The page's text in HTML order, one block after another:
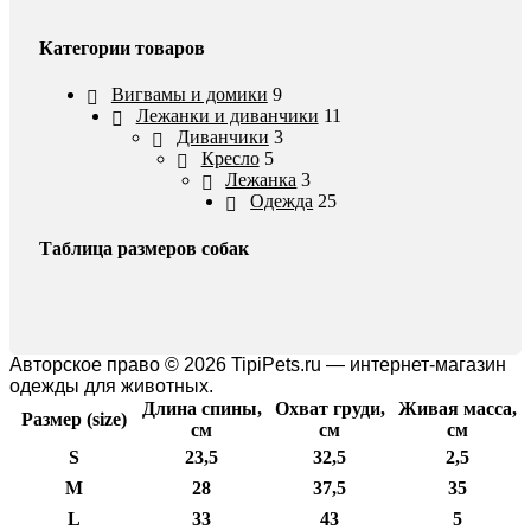
Категории товаров
Вигвамы и домики 9
Лежанки и диванчики 11
Диванчики 3
Кресло 5
Лежанка 3
Одежда 25
Таблица размеров собак
Авторское право © 2026 TipiPets.ru — интернет-магазин
одежды для животных.
Размер (size)
Длина спины,
см
Охват груди,
см
Живая масса,
см
S
23,5 32,5
2,5
M
28 37,5
35
L
33 43
5